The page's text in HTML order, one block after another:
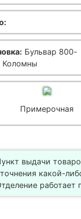
Бульвар 800-
Коломны
Примерочная
выдачи
какой-